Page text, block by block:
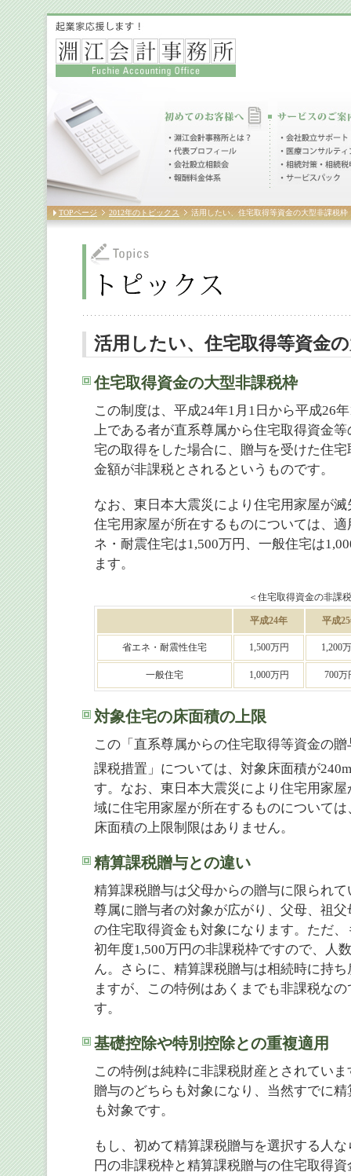
TOPページ 2012年のトピックス 活用したい、住宅取得等資金の大型非課税枠
活用したい、住宅取得等資金
住宅取得資金の大型非課税枠
この制度は、平成24年1月1日から平成26
上である者が直系尊属から住宅取得資金
宅の取得をした場合に、贈与を受けた住
金額が非課税とされるというものです。
なお、東日本大震災により住宅用家屋が
住宅用家屋が所在するものについては、
ネ・耐震住宅は1,500万円、一般住宅は
ます。
＜住宅取得資金の非課
平成24年 平成
省エネ・耐震性住宅 1,500万円 1,200
一般住宅 1,000万円 700万
対象住宅の床面積の上限
この「直系尊属からの住宅取得等資金の
課税措置」については、対象床面積が240m
す。なお、東日本大震災により住宅用家
域に住宅用家屋が所在するものについて
床面積の上限制限はありません。
精算課税贈与との違い
精算課税贈与は父母からの贈与に限られ
尊属に贈与者の対象が広がり、父母、祖
の住宅取得資金も対象になります。ただ
初年度1,500万円の非課税枠ですので、人
ん。さらに、精算課税贈与は相続時に持
ますが、この特例はあくまでも非課税な
す。
基礎控除や特別控除との重複適用
この特例は純粋に非課税財産とされてい
贈与のどちらも対象になり、当然すでに
も対象です。
もし、初めて精算課税贈与を選択する人
円の非課税枠と精算課税贈与の住宅取得